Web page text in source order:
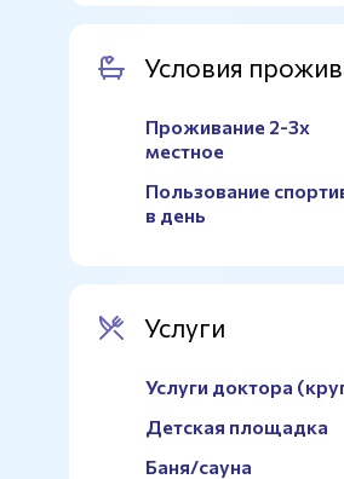
Полноразмерное поле
Условия
Проживание 2-3х
местное
Пользование
в день
Услуги
Услуги доктора
Детская площадка
Баня/сауна